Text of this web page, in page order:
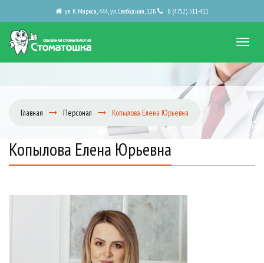
ул. К. Маркса, 444, ул. Свободная, 12Б 8 (4752) 511-411
Главная Персонал Копылова Елена Юрьевна
Копылова Елена Юрьевна